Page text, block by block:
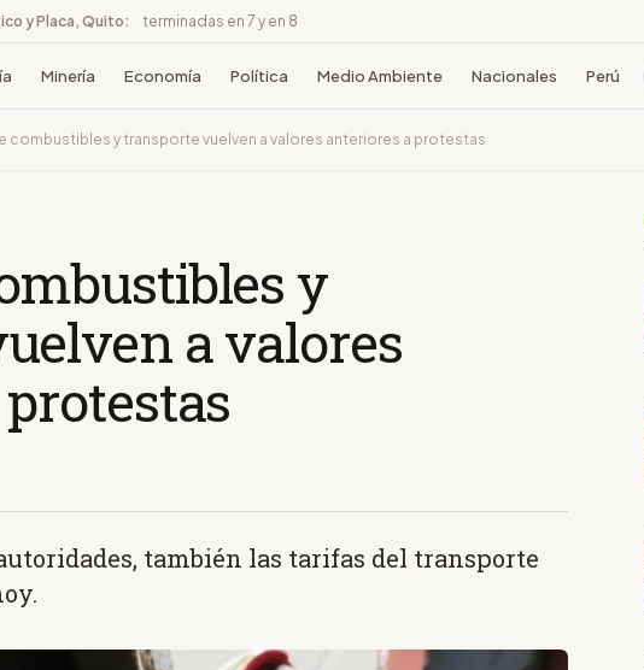
y Placa, Quito: terminadas en 7 y en 8
Minería Economía Política Medio Ambiente Nacionales Perú
combustibles y transporte vuelven a valores anteriores a protestas
y
a valores
también las tarifas del transporte